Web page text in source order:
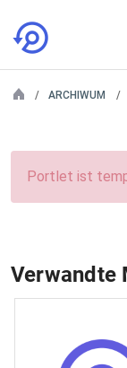
ARCHIWUM
Portlet ist
Verwandte